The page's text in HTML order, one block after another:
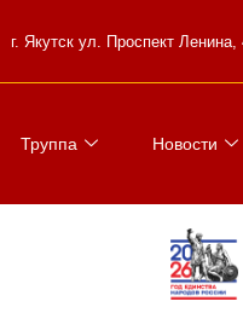
г. Якутск ул. Проспект Ленина,
Труппа Новости